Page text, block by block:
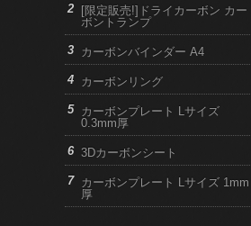
[限定販売!]ドライカーボン カー
ボントランプ
カーボンバインダー A4
カーボンリング
カーボンプレート Lサイズ
0.3mm厚
3Dカーボンシート
カーボンプレート Lサイズ 1mm
厚